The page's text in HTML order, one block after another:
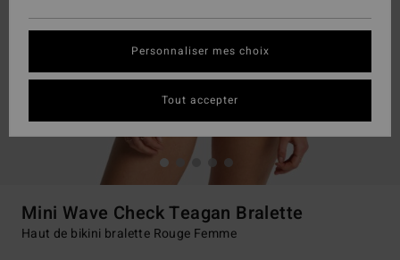
Mini Wave Check Teagan Bralette
Haut de bikini bralette Rouge Femme
Personnaliser mes choix
Tout accepter